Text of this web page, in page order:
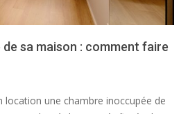
sa maison : comment faire
location une chambre inoccupée de